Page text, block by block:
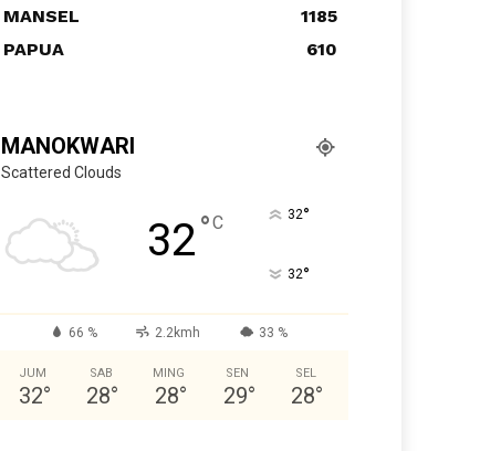
MANSEL
1185
PAPUA
610
MANOKWARI
Scattered Clouds
32°C 32°
32°
66 % 2.2kmh 33 %
JUM
32°
SAB
28°
MING
28°
SEN
29°
SEL
28°